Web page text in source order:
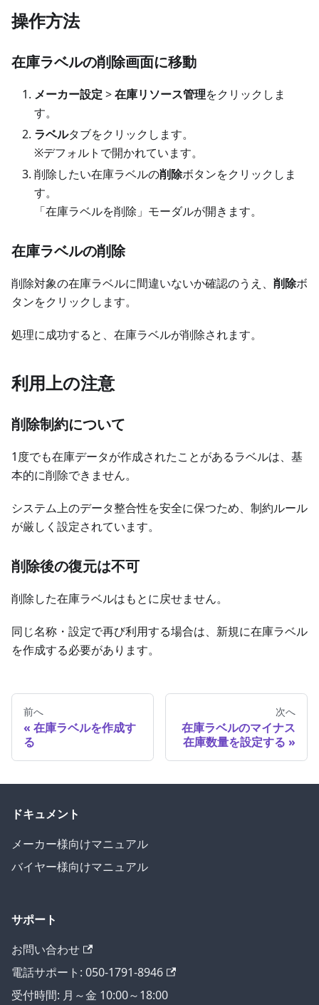
操作方法
在庫ラベルの削除画面に移動
メーカー設定 >在庫リソース管理をクリックしま
す。
ラベルタブをクリックします。
※デフォルトで開かれています。
削除したい在庫ラベルの削除ボタンをクリックしま
す。
「在庫ラベルを削除」モーダルが開きます。
在庫ラベルの削除
削除対象の在庫ラベルに間違いないか確認のうえ、 削除ボ
タンをクリックします。
処理に成功すると、在庫ラベルが削除されます。
利用上の注意
削除制約について
1度でも在庫データが作成されたことがあるラベルは、基
本的に削除できません。
システム上のデータ整合性を安全に保つため、制約ルール
が厳しく設定されています。
削除後の復元は不可
削除した在庫ラベルはもとに戻せません。
同じ名称・設定で再び利用する場合は、新規に在庫ラベル
を作成する必要があります。
前へ
在庫ラベルを作成す
る
次へ
在庫ラベルのマイナス
在庫数量を設定する
ドキュメント
メーカー様向けマニュアル
バイヤー様向けマニュアル
サポート
お問い合わせ
電話サポート: 050-1791-8946
受付時間: 月～金 10:00～18:00